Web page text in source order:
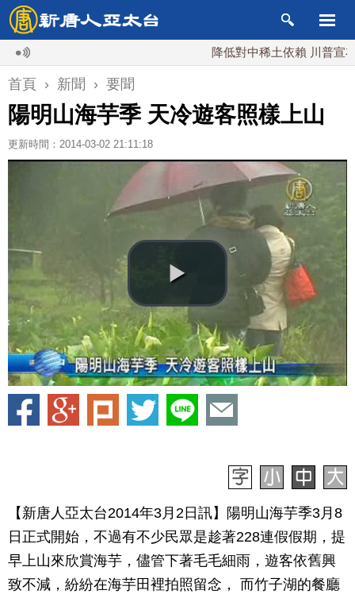
降低對中稀土依賴 川普宣布礦業
首頁 › 新聞 › 要聞
陽明山海芋季 天冷遊客照樣上山
更新時間：2014-03-02 21:11:18
【新唐人亞太台2014年3月2日訊】陽明山海芋季3月8
日正式開始，不過有不少民眾是趁著228連假假期，提
早上山來欣賞海芋，儘管下著毛毛細雨，遊客依舊興
致不減，紛紛在海芋田裡拍照留念， 而竹子湖的餐廳